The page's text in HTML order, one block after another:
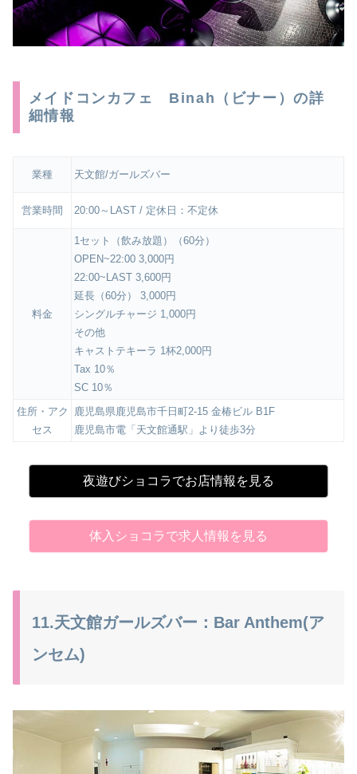
メイドコンカフェ Binah（ビナー）の詳
細情報
業種 天文館/ガールズバー
営業時間 20:00～LAST / 定休日：不定休
料金
1セット（飲み放題）（60分）
OPEN~22:00 3,000円
22:00~LAST 3,600円
延長（60分） 3,000円
シングルチャージ 1,000円
その他
キャストテキーラ 1杯2,000円
Tax 10％
SC 10％
住所・アク
セス
鹿児島県鹿児島市千日町2-15 金椿ビル B1F
鹿児島市電「天文館通駅」より徒歩3分
夜遊びショコラでお店情報を見る
体入ショコラで求人情報を見る
11.天文館ガールズバー：Bar Anthem(ア
ンセム)